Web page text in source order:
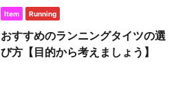
Item Running
おすすめのランニングタイツの選
び方【目的から考えましょう】